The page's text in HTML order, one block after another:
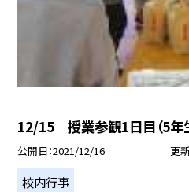
12/15 授業参観1日目（5年
公開日 2021/12/16 更
校内行事